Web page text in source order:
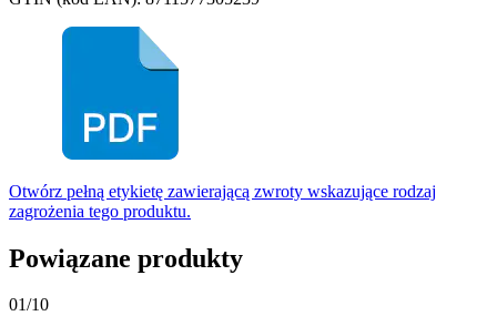
Otwórz pełną etykietę zawierającą zwroty wskazujące rodzaj
zagrożenia tego produktu.
Powiązane produkty
01/10